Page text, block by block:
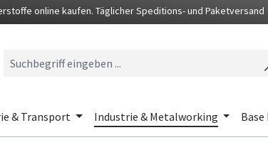
online kaufen. Täglicher Speditions- und Paketversand
& Transport Industrie & Metalworking